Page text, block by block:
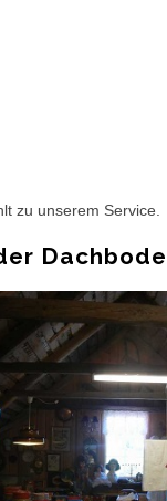
zu unserem Service.